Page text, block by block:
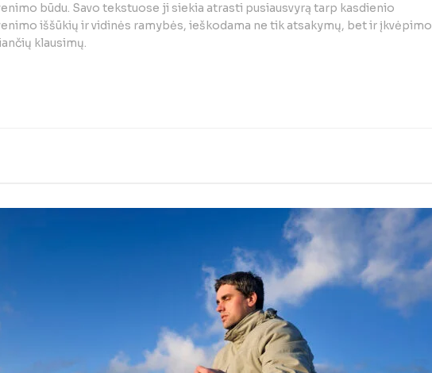
būdu. Savo tekstuose ji siekia atrasti pusiausvyrą tarp kasdienio
iššūkių ir vidinės ramybės, ieškodama ne tik atsakymų, bet ir įkvėpimo
klausimų.